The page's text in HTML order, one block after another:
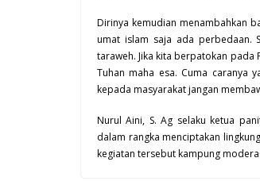
Dirinya kemudian menambahkan
umat islam saja ada perbedaan.
taraweh. Jika kita berpatokan pada
Tuhan maha esa. Cuma caranya
kepada masyarakat jangan
Nurul Aini, S. Ag selaku ketua
dalam rangka menciptakan
kegiatan tersebut kampung